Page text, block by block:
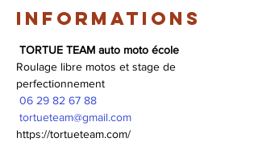
Informations
TORTUE TEAM auto moto école
Roulage libre motos et stage de
perfectionnement
06 29 82 67 88
tortueteam@gmail.com
https://tortueteam.com/